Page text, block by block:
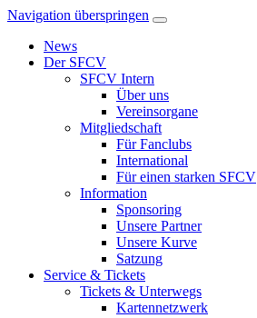
Navigation überspringen
News
Der SFCV
SFCV Intern
Über uns
Vereinsorgane
Mitgliedschaft
Für Fanclubs
International
Für einen starken SFCV
Information
Sponsoring
Unsere Partner
Unsere Kurve
Satzung
Service & Tickets
Tickets & Unterwegs
Kartennetzwerk